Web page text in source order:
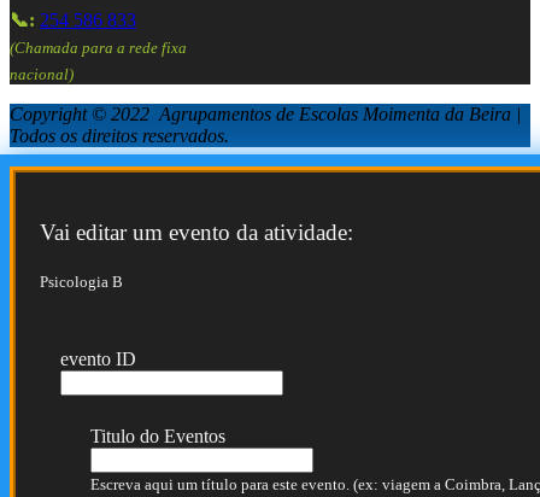
📞: 254 586 833
(Chamada para a rede fixa
nacional)
Copyright © 2022 Agrupamentos de Escolas Moimenta da Beira |
Todos os direitos reservados.
Vai editar um evento da atividade:
Psicologia B
evento ID
Titulo do Eventos
Escreva aqui um título para este evento. (ex: viagem a Coimbra,